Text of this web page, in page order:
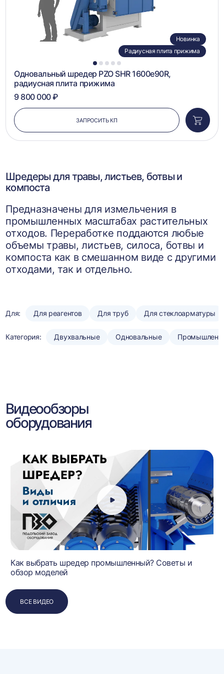
1 2 3 4 5
Новинка
Радиусная плита прижима
Одновальный шредер PZO SHR 1600e90R,
радиусная плита прижима
9 800 000 ₽
ЗАПРОСИТЬ КП
в
Шредеры для травы, листьев, ботвы и
компоста
Предназначены для измельчения в
промышленных масштабах растительных
отходов. Переработке поддаются любые
объемы травы, листьев, силоса, ботвы и
компоста как в смешанном виде с другими
отходами, так и отдельно.
Для: Для реагентов Для труб Для стеклоарматуры
Категория: Двухвальные Одновальные
Видеообзоры
оборудования
Как выбрать шредер промышленный? Советы и
обзор моделей
ВСЕ ВИДЕО